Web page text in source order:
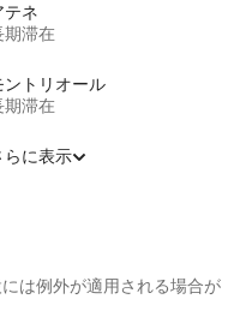
テネ
期滞在
ントリオール
期滞在
らに表示
は例外が適用される場合が